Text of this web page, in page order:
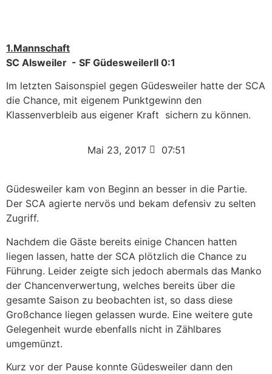
1.Mannschaft
SC Alsweiler - SF GüdesweilerII 0:1
Im letzten Saisonspiel gegen Güdesweiler hatte der SCA
die Chance, mit eigenem Punktgewinn den
Klassenverbleib aus eigener Kraft sichern zu können.
Mai 23, 2017 07:51
Güdesweiler kam von Beginn an besser in die Partie.
Der SCA agierte nervös und bekam defensiv zu selten
Zugriff.
Nachdem die Gäste bereits einige Chancen hatten
liegen lassen, hatte der SCA plötzlich die Chance zu
Führung. Leider zeigte sich jedoch abermals das Manko
der Chancenverwertung, welches bereits über die
gesamte Saison zu beobachten ist, so dass diese
Großchance liegen gelassen wurde. Eine weitere gute
Gelegenheit wurde ebenfalls nicht in Zählbares
umgemünzt.
Kurz vor der Pause konnte Güdesweiler dann den